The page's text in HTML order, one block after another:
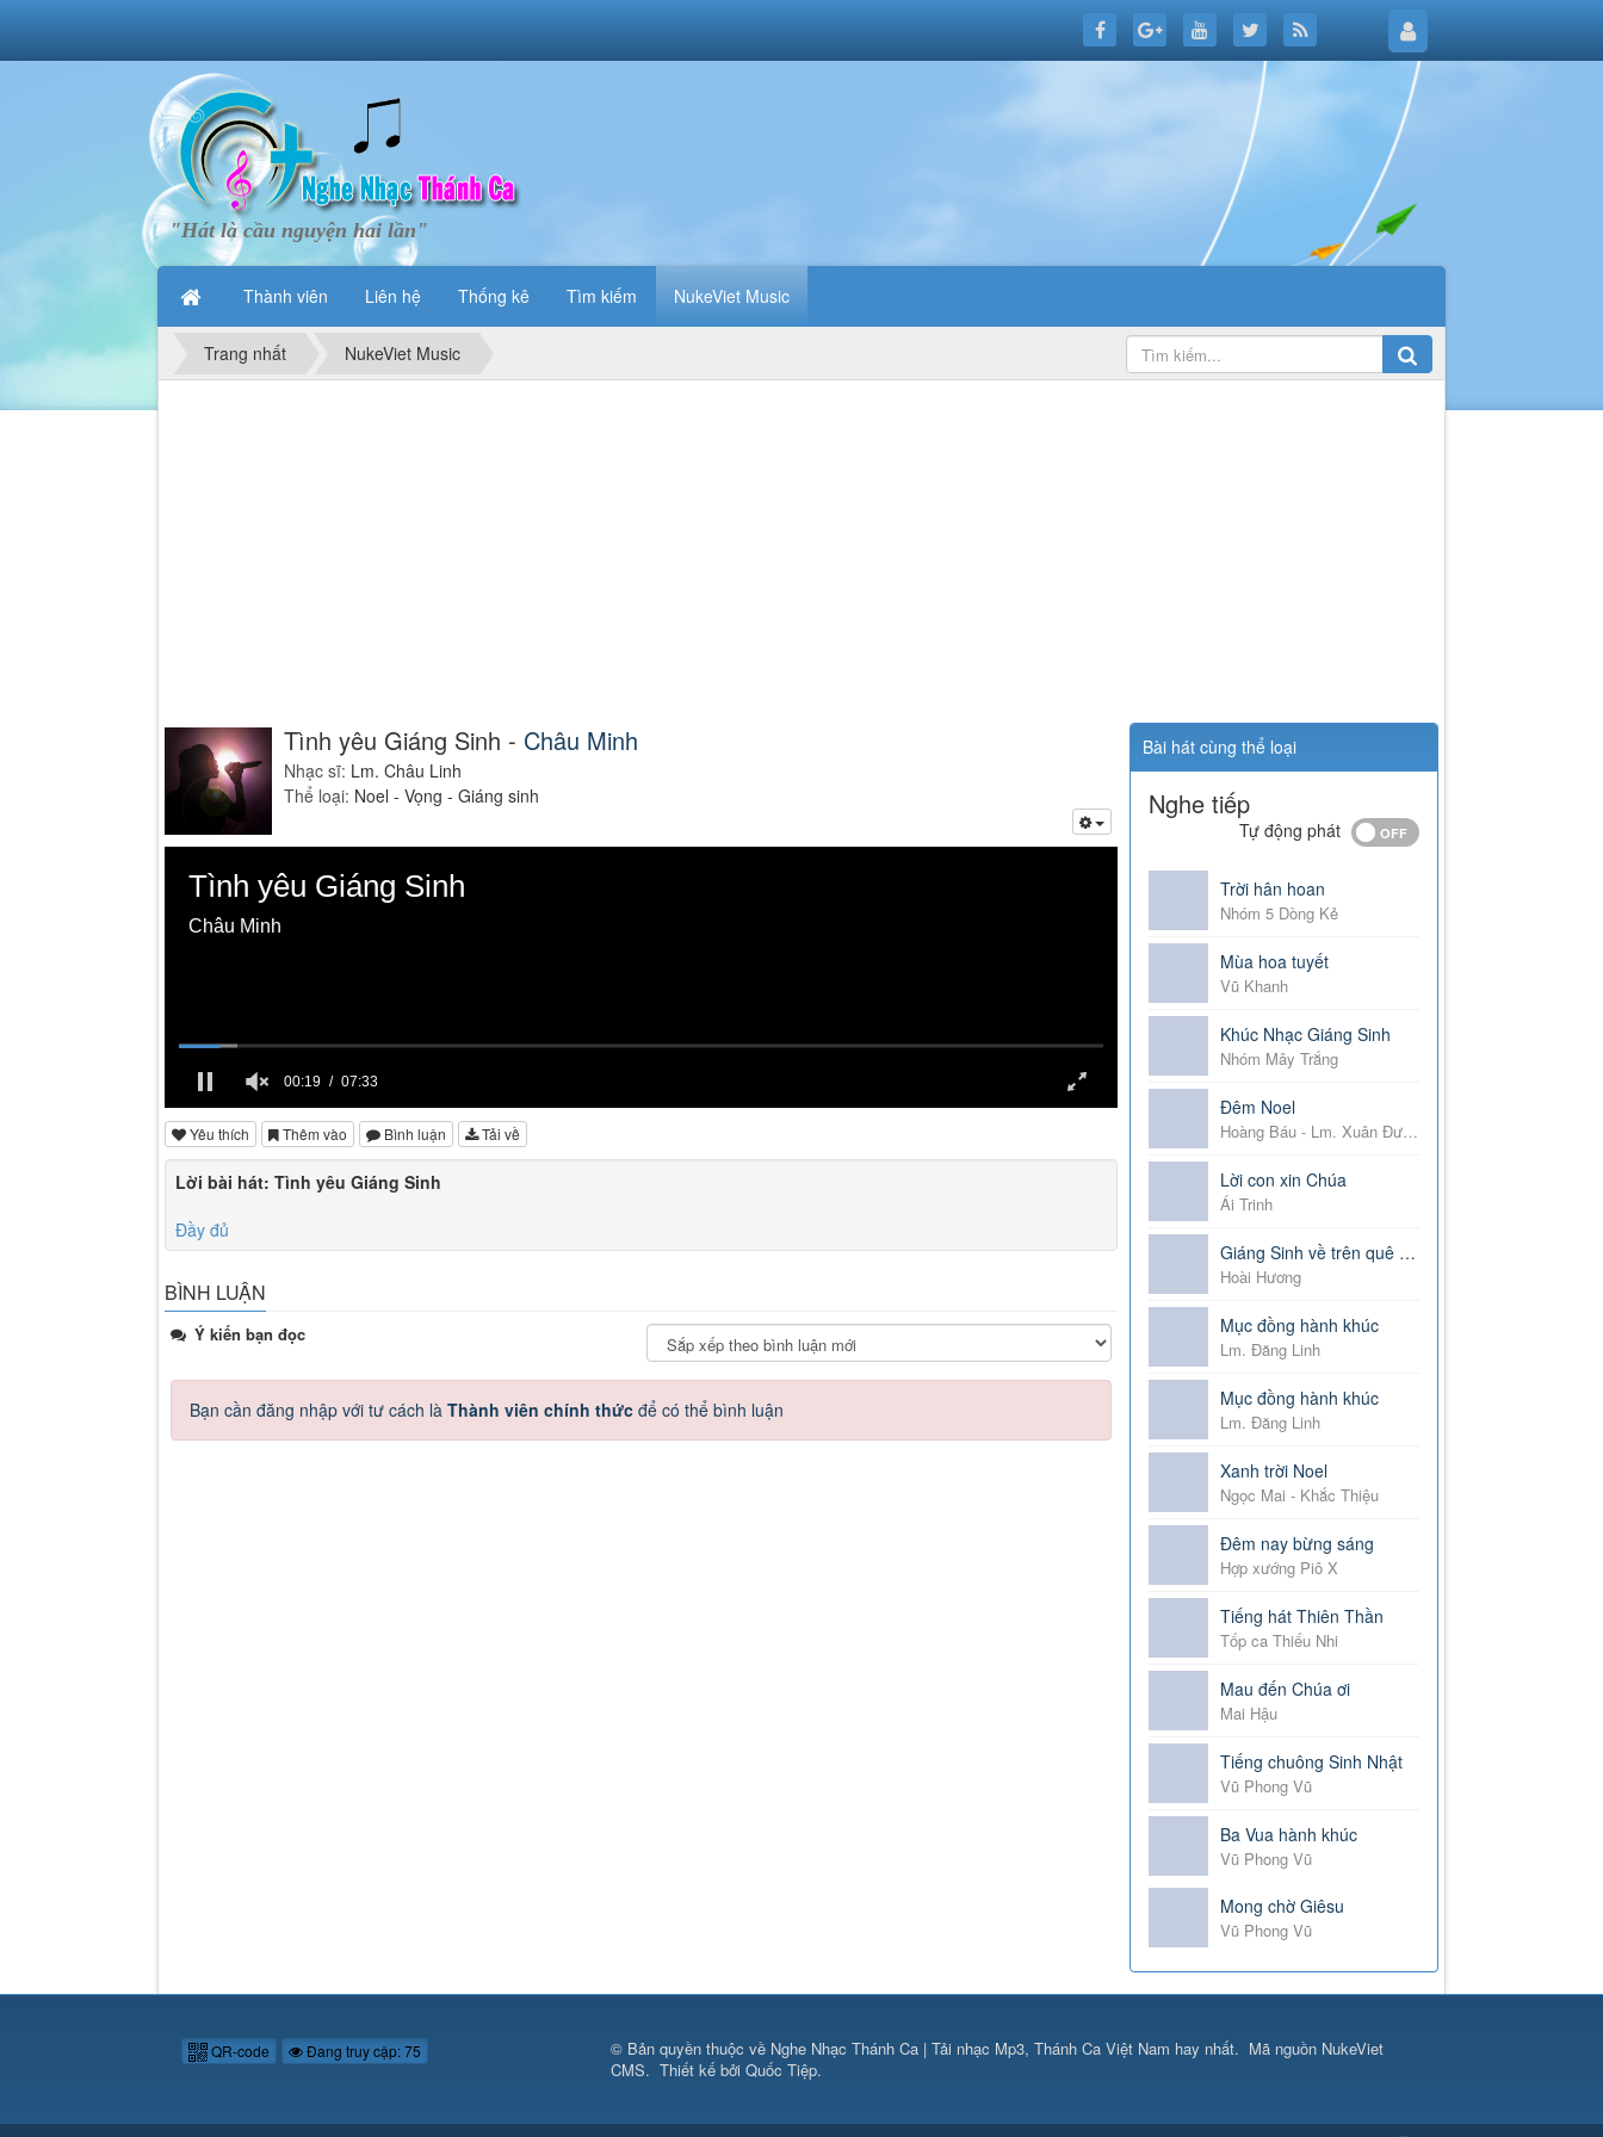
"Hát là cầu nguyện hai lần"
Thành viên Liên hệ Thống kê Tìm kiếm NukeViet Music
Trang nhất NukeViet Music
Tình yêu Giáng Sinh - Châu Minh
Nhạc sĩ: Lm. Châu Linh
Thể loại: Noel - Vọng - Giáng sinh
Tình yêu Giáng Sinh
Châu Minh
0%
00:19 07:33
Yêu thích Thêm vào Bình luận Tải về
Lời bài hát: Tình yêu Giáng Sinh
Đầy đủ
BÌNH LUẬN
Ý kiến bạn đọc
Bạn cần đăng nhập với tư cách là Thành viên chính thức để có thể bình luận
Bài hát cùng thể loại
Nghe tiếp
Tự động phát
Trời hân hoan
Nhóm 5 Dòng Kẻ
Mùa hoa tuyết
Vũ Khanh
Khúc Nhạc Giáng Sinh
Nhóm Mây Trắng
Đêm Noel
Hoàng Báu - Lm. Xuân Đường
Lời con xin Chúa
Ái Trinh
Giáng Sinh về trên quê hương
Hoài Hương
Mục đồng hành khúc
Lm. Đăng Linh
Mục đồng hành khúc
Lm. Đăng Linh
Xanh trời Noel
Ngọc Mai - Khắc Thiệu
Đêm nay bừng sáng
Hợp xướng Piô X
Tiếng hát Thiên Thần
Tốp ca Thiếu Nhi
Mau đến Chúa ơi
Mai Hậu
Tiếng chuông Sinh Nhật
Vũ Phong Vũ
Ba Vua hành khúc
Vũ Phong Vũ
Mong chờ Giêsu
Vũ Phong Vũ
QR-code Đang truy cập: 75 © Bản quyền thuộc về Nghe Nhạc Thánh Ca | Tải nhạc Mp3, Thánh Ca Việt Nam hay nhất. Mã nguồn NukeViet
CMS. Thiết kế bởi Quốc Tiệp.